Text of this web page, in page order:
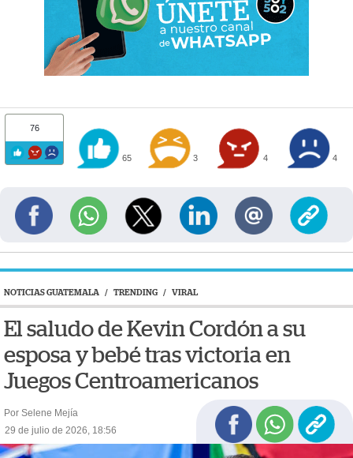
76
65 3 4 4
NOTICIAS GUATEMALA / TRENDING / VIRAL
El saludo de Kevin Cordón a su
esposa y bebé tras victoria en
Juegos Centroamericanos
Por Selene Mejía
29 de julio de 2026, 18:56